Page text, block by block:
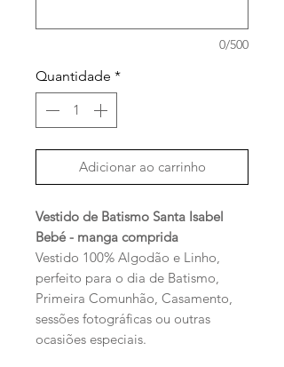
0/500
Quantidade *
Adicionar ao carrinho
Vestido de Batismo Santa Isabel
Bebé - manga comprida
Vestido 100% Algodão e Linho,
perfeito para o dia de Batismo,
Primeira Comunhão, Casamento,
sessões fotográficas ou outras
ocasiões especiais.